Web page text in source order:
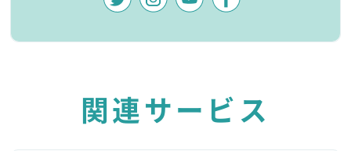
関連サービス